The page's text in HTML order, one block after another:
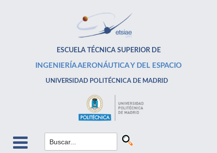
ESCUELA TÉCNICA SUPERIOR DE
INGENIERÍA AERONÁUTICA Y DEL ESPACIO
UNIVERSIDAD POLITÉCNICA DE MADRID